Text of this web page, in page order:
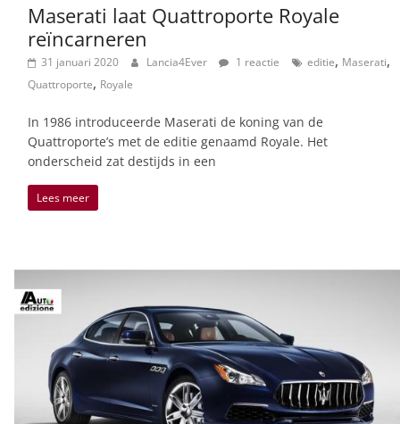
Maserati laat Quattroporte Royale
reïncarneren
31 januari 2020 Lancia4Ever 1 reactie editie, Maserati,
Quattroporte, Royale
In 1986 introduceerde Maserati de koning van de
Quattroporte’s met de editie genaamd Royale. Het
onderscheid zat destijds in een
Lees meer